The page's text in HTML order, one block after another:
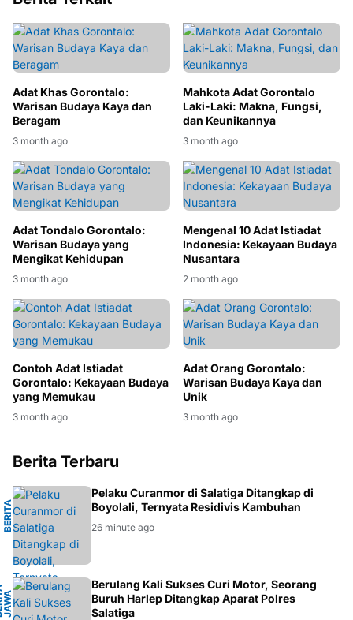
Adat Khas Gorontalo:
Warisan Budaya Kaya dan
Beragam
3 month ago
Mahkota Adat Gorontalo
Laki-Laki: Makna, Fungsi,
dan Keunikannya
3 month ago
Adat Tondalo Gorontalo:
Warisan Budaya yang
Mengikat Kehidupan
3 month ago
Mengenal 10 Adat Istiadat
Indonesia: Kekayaan Budaya
Nusantara
2 month ago
Contoh Adat Istiadat
Gorontalo: Kekayaan Budaya
yang Memukau
3 month ago
Adat Orang Gorontalo:
Warisan Budaya Kaya dan
Unik
3 month ago
Berita Terbaru
B
E
R
I
T
A
K
R
I
M
I
N
AL
Pelaku Curanmor di Salatiga Ditangkap di
Boyolali, Ternyata Residivis Kambuhan
26 minute ago
T
A
GH
Berulang Kali Sukses Curi Motor, Seorang
Buruh Harlep Ditangkap Aparat Polres
Salatiga